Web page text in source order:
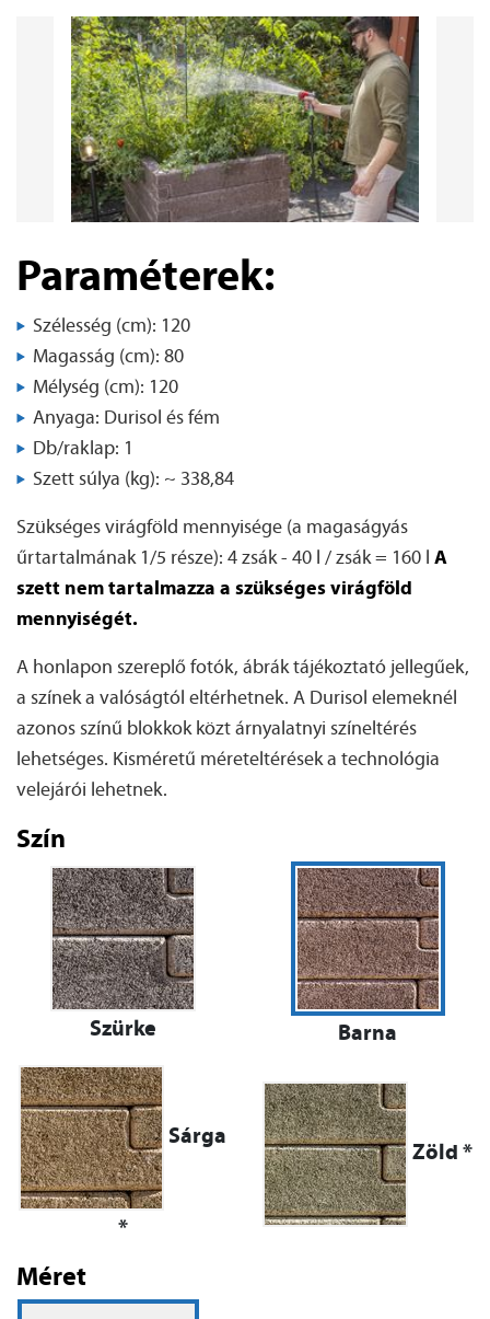
Paraméterek:
Szélesség (cm): 120
Magasság (cm): 80
Mélység (cm): 120
Anyaga: Durisol és fém
Db/raklap: 1
Szett súlya (kg): ~ 338,84
Szükséges virágföld mennyisége (a magaságyás
űrtartalmának 1/5 része): 4 zsák - 40 l / zsák = 160 l A
szett nem tartalmazza a szükséges virágföld
mennyiségét.
A honlapon szereplő fotók, ábrák tájékoztató jellegűek,
a színek a valóságtól eltérhetnek. A Durisol elemeknél
azonos színű blokkok közt árnyalatnyi színeltérés
lehetséges. Kisméretű méreteltérések a technológia
velejárói lehetnek.
Szín
Szürke Barna
Sárga
*
Zöld *
Méret